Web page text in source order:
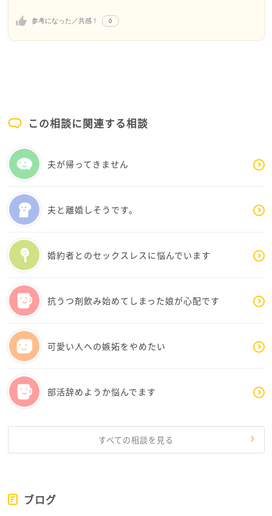
彼がすぐ新しい相手と付き合い始めたのは、別れた後
の不安や空しさを埋めようとしてのことかもしれませ
ん。その選択は、よしこさんの価値を決めるものでは
ステップ1 ：｢まだ好き」「まだ執着している」こと
ステップ2 ：｢目の前から彼の存在を減らす」工夫をす
Sや噂の話題をできるだけ避けるなど、「物理的・精神
的な距離感｣を少しずつ調整する。
ステップ3：自分の生活リズムを整える。特に睡眠は、
回復や、気晴らしのきっかけになるため、ベースを整
よしこさんは、決して独りではありません。少しず
つ、ご自身の心を大切にしてみてくださいね。
参考になった／共感！ 0
この相談に関連する相談
夫が帰ってきません
夫と離婚しそうです。
婚約者とのセックスレスに悩んでいます
抗うつ剤飲み始めてしまった娘が心配です
可愛い人への嫉妬をやめたい
部活辞めようか悩んでます
すべての相談を見る
ブログ